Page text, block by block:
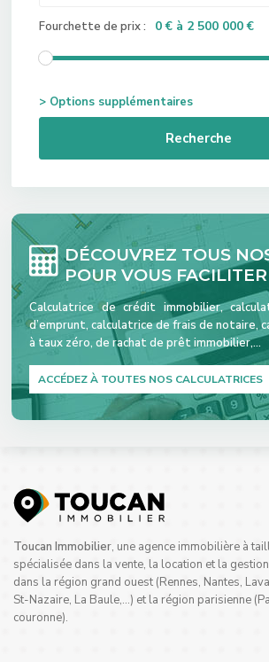
Fourchette de prix : 0 € à 2 500 000 €
> Options supplémentaires
Recherche
DÉCOUVREZ TOUS
POUR VOUS
Calculatrice de crédit immobilier,
d’emprunt, calculatrice de frais de notaire,
à taux zéro, de rachat de prêt immobilier,…
ACCÉDEZ À TOUTES NOS CALCULATRICES
Toucan Immobilier, une agence immobilière à
spécialisée dans la vente, la location et la
dans la région grand ouest (Rennes, Nantes,
St-Nazaire, La Baule,…) et la région parisienne
couronne).